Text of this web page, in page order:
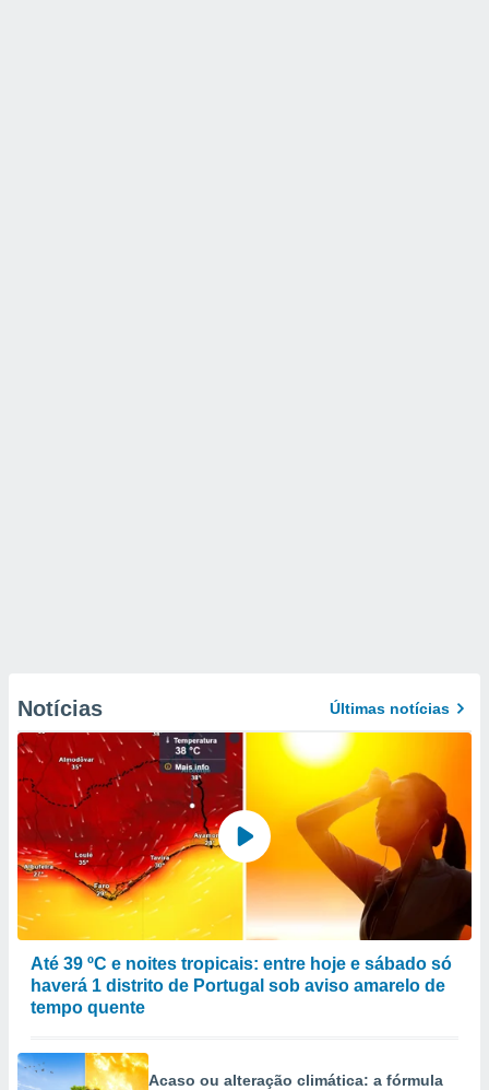
Notícias Últimas notícias
Até 39 ºC e noites tropicais: entre hoje e sábado só
haverá 1 distrito de Portugal sob aviso amarelo de
tempo quente
Acaso ou alteração climática: a fórmula